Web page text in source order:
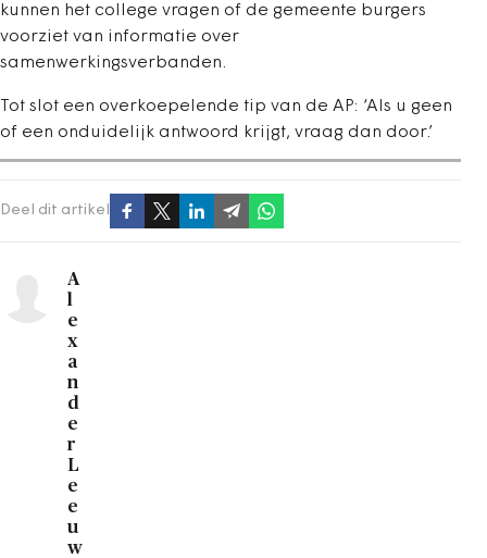
kunnen het college vragen of de gemeente burgers
voorziet van informatie over
samenwerkingsverbanden.
Tot slot een overkoepelende tip van de AP: ‘Als u geen
of een onduidelijk antwoord krijgt, vraag dan door.’
Deel dit artikel
A
l
e
x
a
n
d
e
r
L
e
e
u
w